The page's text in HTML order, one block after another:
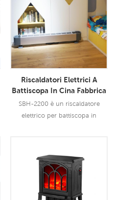
Riscaldatori Elettrici A
Battiscopa In Cina Fabbrica
Di Riscaldatori Portatili
Lowes
SBH-2200 è un riscaldatore
elettrico per battiscopa in
Leggi Di Più